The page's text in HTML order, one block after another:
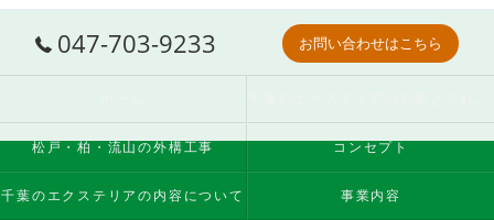
047-703-9233 お問い合わせはこちら
松戸・柏・流山の外構工事 コンセプト
千葉のエクステリアの内容について 事業内容